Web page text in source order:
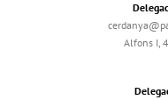
Alfons I,